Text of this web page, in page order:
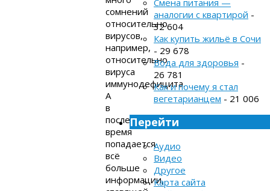
сомнений
относительно
вирусов,
например,
относительно
вируса
иммунодефицита.
А
в
последнее
время
попадается
всё
больше
информации,
аналогии с квартирой -
32 604
Как купить жильё в Сочи
- 29 678
Вода для здоровья -
26 781
Как и почему я стал
вегетарианцем - 21 006
Перейти
Аудио
Видео
Другое
Карта сайта